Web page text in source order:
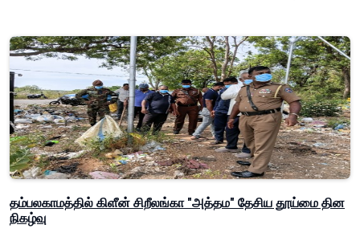
தம்பலகாமத்தில் கிளீன் சிறீலங்கா "அத்தம" தேசிய தூய்மை தின
நிகழ்வு